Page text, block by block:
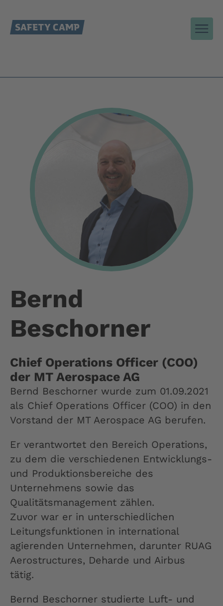
Bernd
Beschorner
Chief Operations Officer (COO)
der MT Aerospace AG
Bernd Beschorner wurde zum 01.09.2021
als Chief Operations Officer (COO) in den
Vorstand der MT Aerospace AG berufen.
Er verantwortet den Bereich Operations,
zu dem die verschiedenen Entwicklungs-
und Produktionsbereiche des
Unternehmens sowie das
Qualitätsmanagement zählen.
Zuvor war er in unterschiedlichen
Leitungsfunktionen in international
agierenden Unternehmen, darunter RUAG
Aerostructures, Deharde und Airbus
tätig.
Bernd Beschorner studierte Luft- und